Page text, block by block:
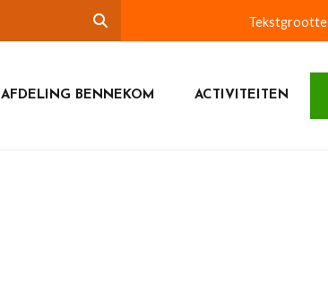
Tekstgrootte
AFDELING BENNEKOM ACTIVITEITEN